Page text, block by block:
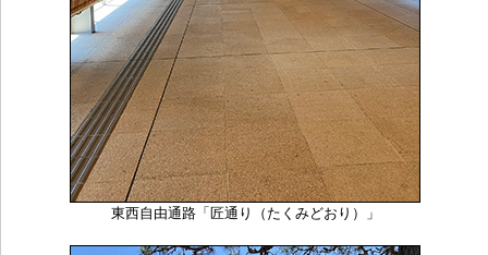
東西自由通路「匠通り（たくみどおり）」